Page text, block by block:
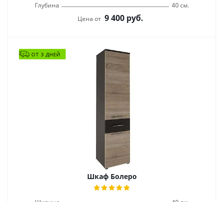
Глубина
40 см.
Цена от 9 400руб.
ОТ 3 ДНЕЙ
Шкаф Болеро